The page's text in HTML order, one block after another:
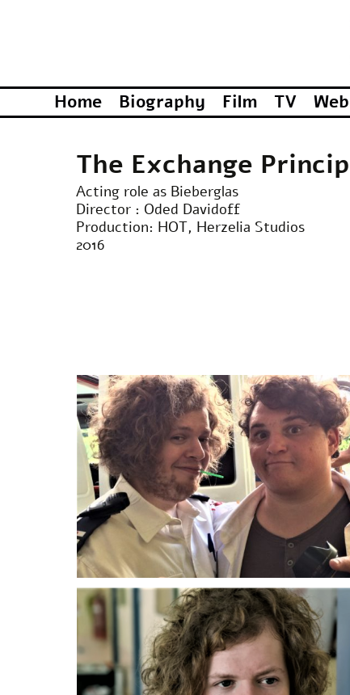
תומר שחורי
Home Biography Film TV
The Exchange
Acting role as Bieberglas
Director : Oded Davidoff
Production: HOT, Herzelia Studios
2016